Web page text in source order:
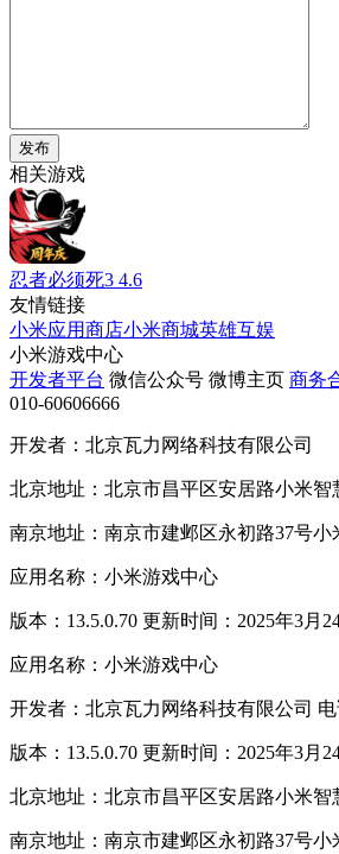
发布
相关游戏
忍者必须死3 4.6
友情链接
小米应用商店小米商城英雄互娱
小米游戏中心
开发者平台 微信公众号 微博主页 商务
010-60606666
开发者：北京瓦力网络科技有限公司
北京地址：北京市昌平区安居路小米智
南京地址：南京市建邺区永初路37号小
应用名称：小米游戏中心
版本：13.5.0.70 更新时间：2025年3月
应用名称：小米游戏中心
开发者：北京瓦力网络科技有限公司 电
版本：13.5.0.70 更新时间：2025年3月
北京地址：北京市昌平区安居路小米智
南京地址：南京市建邺区永初路37号小